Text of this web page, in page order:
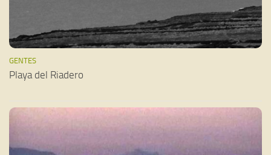
GENTES
Playa del Riadero